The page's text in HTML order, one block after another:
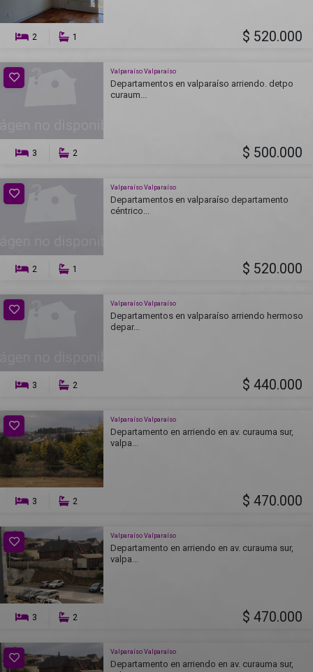
2 1 $ 520.000
Valparaíso Valparaíso
Departamentos en valparaíso arriendo. detpo
curaum...
3 2 $ 500.000
Valparaíso Valparaíso
Departamentos en valparaíso departamento
céntrico...
2 1 $ 520.000
Valparaíso Valparaíso
Departamentos en valparaíso arriendo hermoso
depar...
3 2 $ 440.000
Valparaíso Valparaíso
Departamento en arriendo en av. curauma sur,
valpa...
3 2 $ 470.000
Valparaíso Valparaíso
Departamento en arriendo en av. curauma sur,
valpa...
3 2 $ 470.000
Valparaíso Valparaíso
Departamento en arriendo en av. curauma sur,